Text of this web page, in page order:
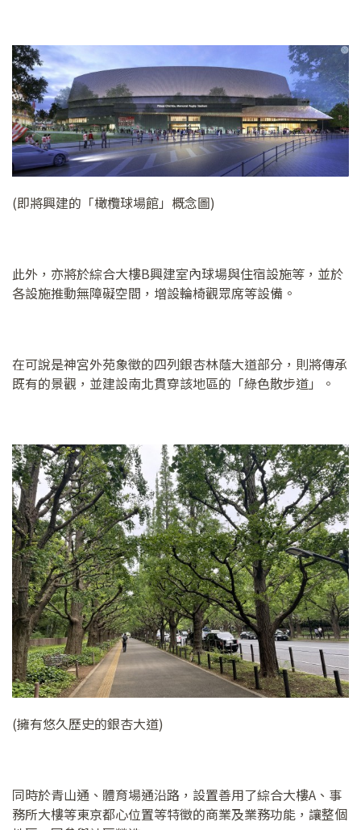
(即將興建的「橄欖球場館」概念圖)
此外，亦將於綜合大樓B興建室內球場與住宿設施等，並於
各設施推動無障礙空間，增設輪椅觀眾席等設備。
在可說是神宮外苑象徵的四列銀杏林蔭大道部分，則將傳承
既有的景觀，並建設南北貫穿該地區的「綠色散步道」。
(擁有悠久歷史的銀杏大道)
同時於青山通、體育場通沿路，設置善用了綜合大樓A、事
務所大樓等東京都心位置等特徵的商業及業務功能，讓整個